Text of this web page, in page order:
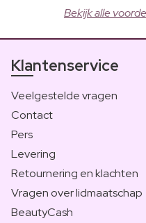
Bekijk alle
Klantenservice
Veelgestelde vragen
Contact
Pers
Levering
Retournering en klachten
Vragen over lidmaatschap
BeautyCash